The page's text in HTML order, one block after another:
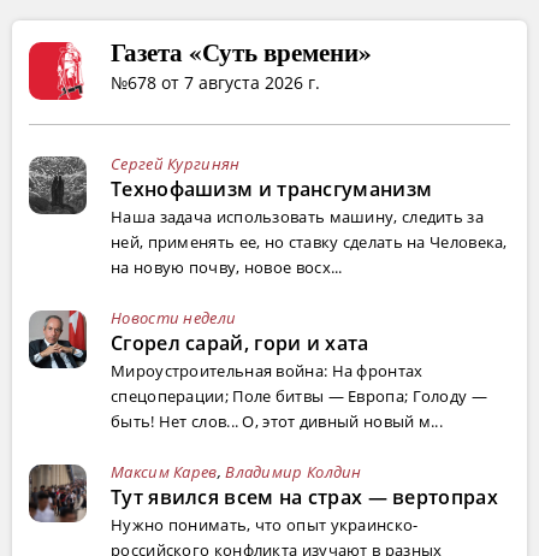
Газета «Суть времени»
№678 от 7 августа 2026 г.
Сергей Кургинян
Технофашизм и трансгуманизм
Наша задача использовать машину, следить за
ней, применять ее, но ставку сделать на Человека,
на новую почву, новое восх...
Новости недели
Сгорел сарай, гори и хата
Мироустроительная война: На фронтах
спецоперации; Поле битвы — Европа; Голоду —
быть! Нет слов... О, этот дивный новый м...
Максим Карев,Владимир Колдин
Тут явился всем на страх — вертопрах
Нужно понимать, что опыт украинско-
российского конфликта изучают в разных